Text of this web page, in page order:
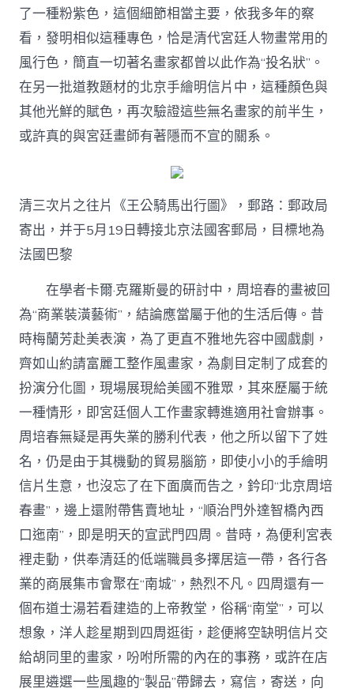
了一種粉紫色，這個細節相當主要，依我多年的察
看，發明相似這種專色，恰是清代宮廷人物畫常用的
風行色，簡直一切著名畫家都曾以此作為“投名狀”。
在另一批道教題材的北京手繪明信片中，這種顏色與
其他光鮮的賦色，再次驗證這些無名畫家的前半生，
或許真的與宮廷畫師有著隱而不宣的關系。
清三次片之往片《王公騎馬出行圖》，郵路：郵政局
寄出，并于5月19日轉接北京法國客郵局，目標地為
法國巴黎
在學者卡爾·克羅斯曼的研討中，周培春的畫被回
為“商業裝潢藝術”，結論應當屬于他的生活后傳。昔
時梅蘭芳赴美表演，為了更直不雅地先容中國戲劇，
齊如山約請富麗工整作風畫家，為劇目定制了成套的
扮演分化圖，現場展現給美國不雅眾，其來歷屬于統
一種情形，即宮廷個人工作畫家轉進適用社會辦事。
周培春無疑是再失業的勝利代表，他之所以留下了姓
名，仍是由于其機動的貿易腦筋，即使小小的手繪明
信片生意，也沒忘了在下面廣而告之，鈐印“北京周培
春畫”，邊上還附帶售賣地址，“順治門外達智橋內西
口迤南”，即是明天的宣武門四周。昔時，為便利宮表
裡走動，供奉清廷的低端職員多擇居這一帶，各行各
業的商展集市會聚在“南城”，熱烈不凡。四周還有一
個布道士湯若看建造的上帝教堂，俗稱“南堂”，可以
想象，洋人趁星期到四周逛街，趁便將空缺明信片交
給胡同里的畫家，吩咐所需的內在的事務，或許在店
展里遴選一些風趣的“製品”帶歸去，寫信，寄送，向